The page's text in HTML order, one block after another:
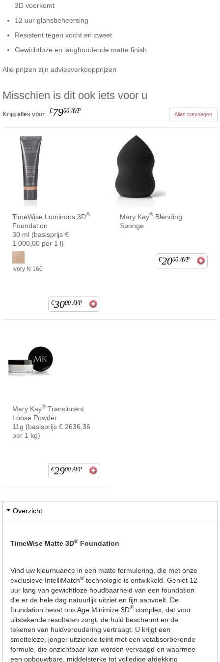
3D voorkomt
12 uur glansbeheersing
Resistent tegen vocht en zweet
Gewichtloze en langhoudende matte finish
Alle prijzen zijn adviesverkoopprijzen
Misschien is dit ook iets voor u
Krijg alles voor €7900 AVP Alles toevoegen
TimeWise Luminous 3D®
Foundation
30 ml (basisprijs €
1.000,00 per 1 l)
Ivory N 160
€3000 AVP
Mary Kay® Blending
Sponge
€2000 AVP
Mary Kay® Translucent
Loose Powder
11g (basisprijs € 2636,36
per 1 kg)
€2900 AVP
Overzicht
TimeWise Matte 3D® Foundation
Vind uw kleurnuance in een matte formulering, die met onze
exclusieve IntelliMatch® technologie is ontwikkeld. Geniet 12
uur lang van gewichtloze houdbaarheid van een foundation
die er de hele dag natuurlijk uitziet en fijn aanvoelt. De
foundation bevat ons Age Minimize 3D® complex, dat voor
uitstekende resultaten zorgt, de huid beschermt en de
tekenen van huidveroudering vertraagt. U krijgt een
smetteloze, jonger uitziende teint met een vetabsorberende
formule, die onzichtbaar kan worden vervaagd en waarmee
een opbouwbare, middelsterke tot volledige afdekking